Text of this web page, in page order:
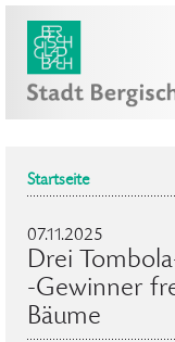
Startseite
07.11.2025
Drei
-Gewinner
Bäume